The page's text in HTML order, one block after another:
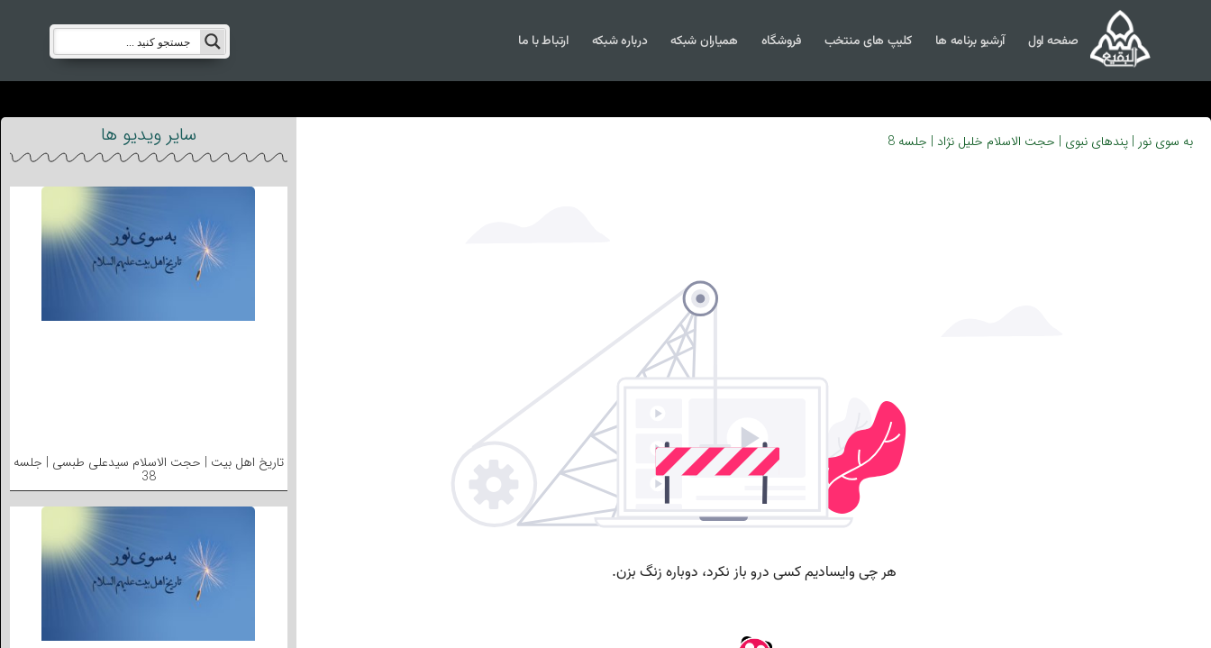
صفحه اول آرشیو برنامه ها کلیپ های منتخب فروشگاه همیاران شبکه درباره شبکه ارتباط با ما
به سوی نور | پندهای نبوی | حجت الاسلام خلیل نژاد | جلسه 8 سایر ویدیو ها
تاریخ اهل بیت | حجت الاسلام سیدعلی طبسی | جلسه
38